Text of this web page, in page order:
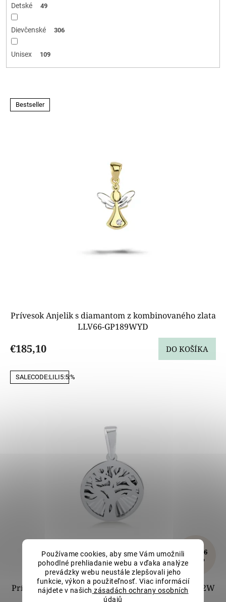
Používame cookies, aby sme Vám umožnili
pohodlné prehliadanie webu a vďaka analýze
prevádzky webu neustále zlepšovali jeho
funkcie, výkon a použiteľnosť. Viac informácií
nájdete v našich zásadách ochrany osobních
údajů
Detské 49
Dievčenské 306
Unisex 109
V Bestseller
Prívesok Anjelik s diamantom z kombinovaného zlata
LLV66-GP189WYD
€185,10 DO KOŠÍKA
SALECODE:LILI5:5:%
€185,66
–10 %
Prívesok Strom života z bieleho zlata LLV82-GP002W